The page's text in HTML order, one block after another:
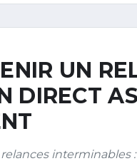
UN
DIRECT
interminables